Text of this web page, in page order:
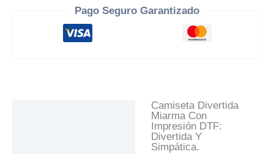
Pago Seguro Garantizado
Camiseta Divertida
Miarma Con
Impresión DTF:
Divertida Y
Simpática.